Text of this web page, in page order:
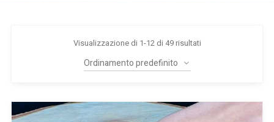
Visualizzazione di 1-12 di 49 risultati